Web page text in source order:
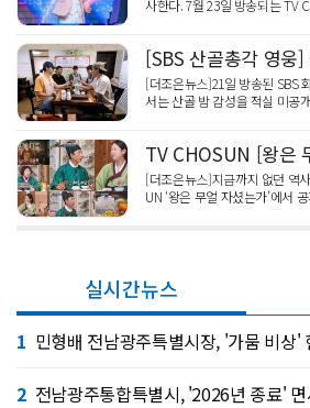
사한다. 7월 23일 방송되는 TV
[더조은뉴스]21일 방송된 SBS
서는 산골 밤 감성을 적실 미공
[더조은뉴스]지금까지 없던 역
UN ‘왕은 무얼 자셨는가’에서
실시간뉴스
1 민형배 전남광주특별시장, '가뭄 비상'
2 전남광주통합특별시, '2026년 종료'